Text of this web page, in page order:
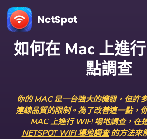
如何在 Mac 上進
點調查
你的 MAC 是一台強大的機器，但許
連線品質的限制。為了改善這一點，
MAC 上進行 WIFI 場地調查，在
NETSPOT WIFI 場地調查的方法來